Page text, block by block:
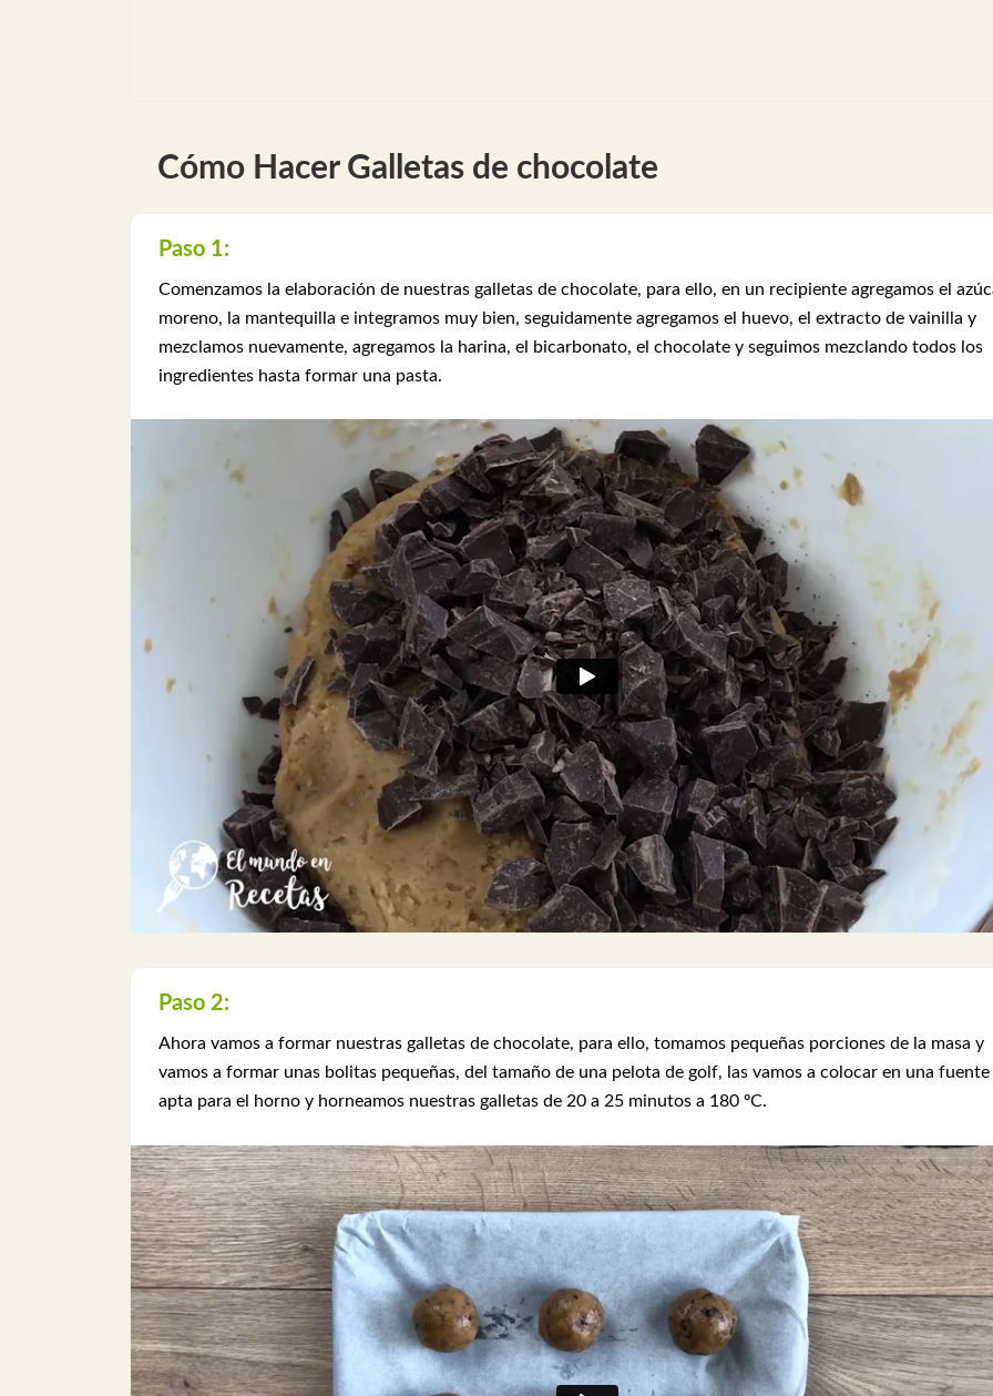
Cómo Hacer Galletas de chocolate
Paso 1:
Comenzamos la elaboración de nuestras galletas de chocolate, para ello, en un recipiente agregamos el
moreno, la mantequilla e integramos muy bien, seguidamente agregamos el huevo, el extracto de vainilla y
mezclamos nuevamente, agregamos la harina, el bicarbonato, el chocolate y seguimos mezclando todos los
ingredientes hasta formar una pasta.
Paso 2:
Ahora vamos a formar nuestras galletas de chocolate, para ello, tomamos pequeñas porciones de la masa y
vamos a formar unas bolitas pequeñas, del tamaño de una pelota de golf, las vamos a colocar en una fuente
apta para el horno y horneamos nuestras galletas de 20 a 25 minutos a 180 ºC.